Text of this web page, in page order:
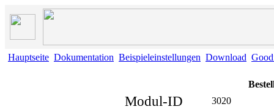
Hauptseite Dokumentation Beispieleinstellungen Download
Modul-ID 3020